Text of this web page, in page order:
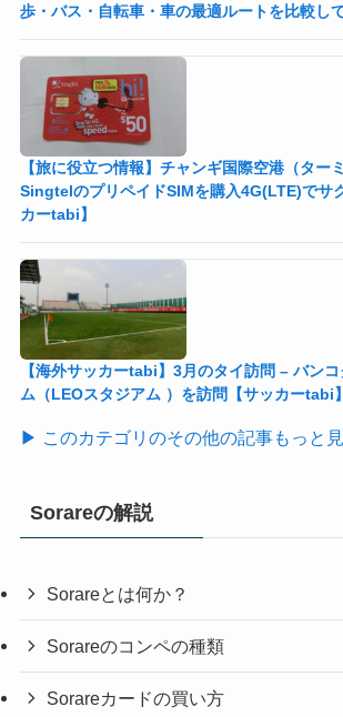
歩・バス・自転車・車の最適ルートを比較し
【旅に役立つ情報】チャンギ国際空港（ター
SingtelのプリペイドSIMを購入4G(LTE)でサ
カーtabi】
【海外サッカーtabi】3月のタイ訪問 – バン
ム（LEOスタジアム ）を訪問【サッカーtabi】
▶ このカテゴリのその他の記事もっと
Sorareの解説
Sorareとは何か？
Sorareのコンペの種類
Sorareカードの買い方